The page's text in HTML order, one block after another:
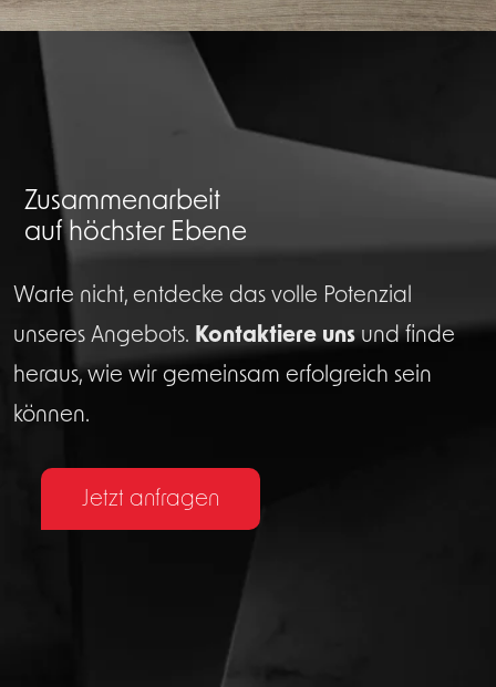
Zusammenarbeit
auf höchster Ebene
Warte nicht, entdecke das volle Potenzial
unseres Angebots. Kontaktiere uns und finde
heraus, wie wir gemeinsam erfolgreich sein
können.
Jetzt anfragen